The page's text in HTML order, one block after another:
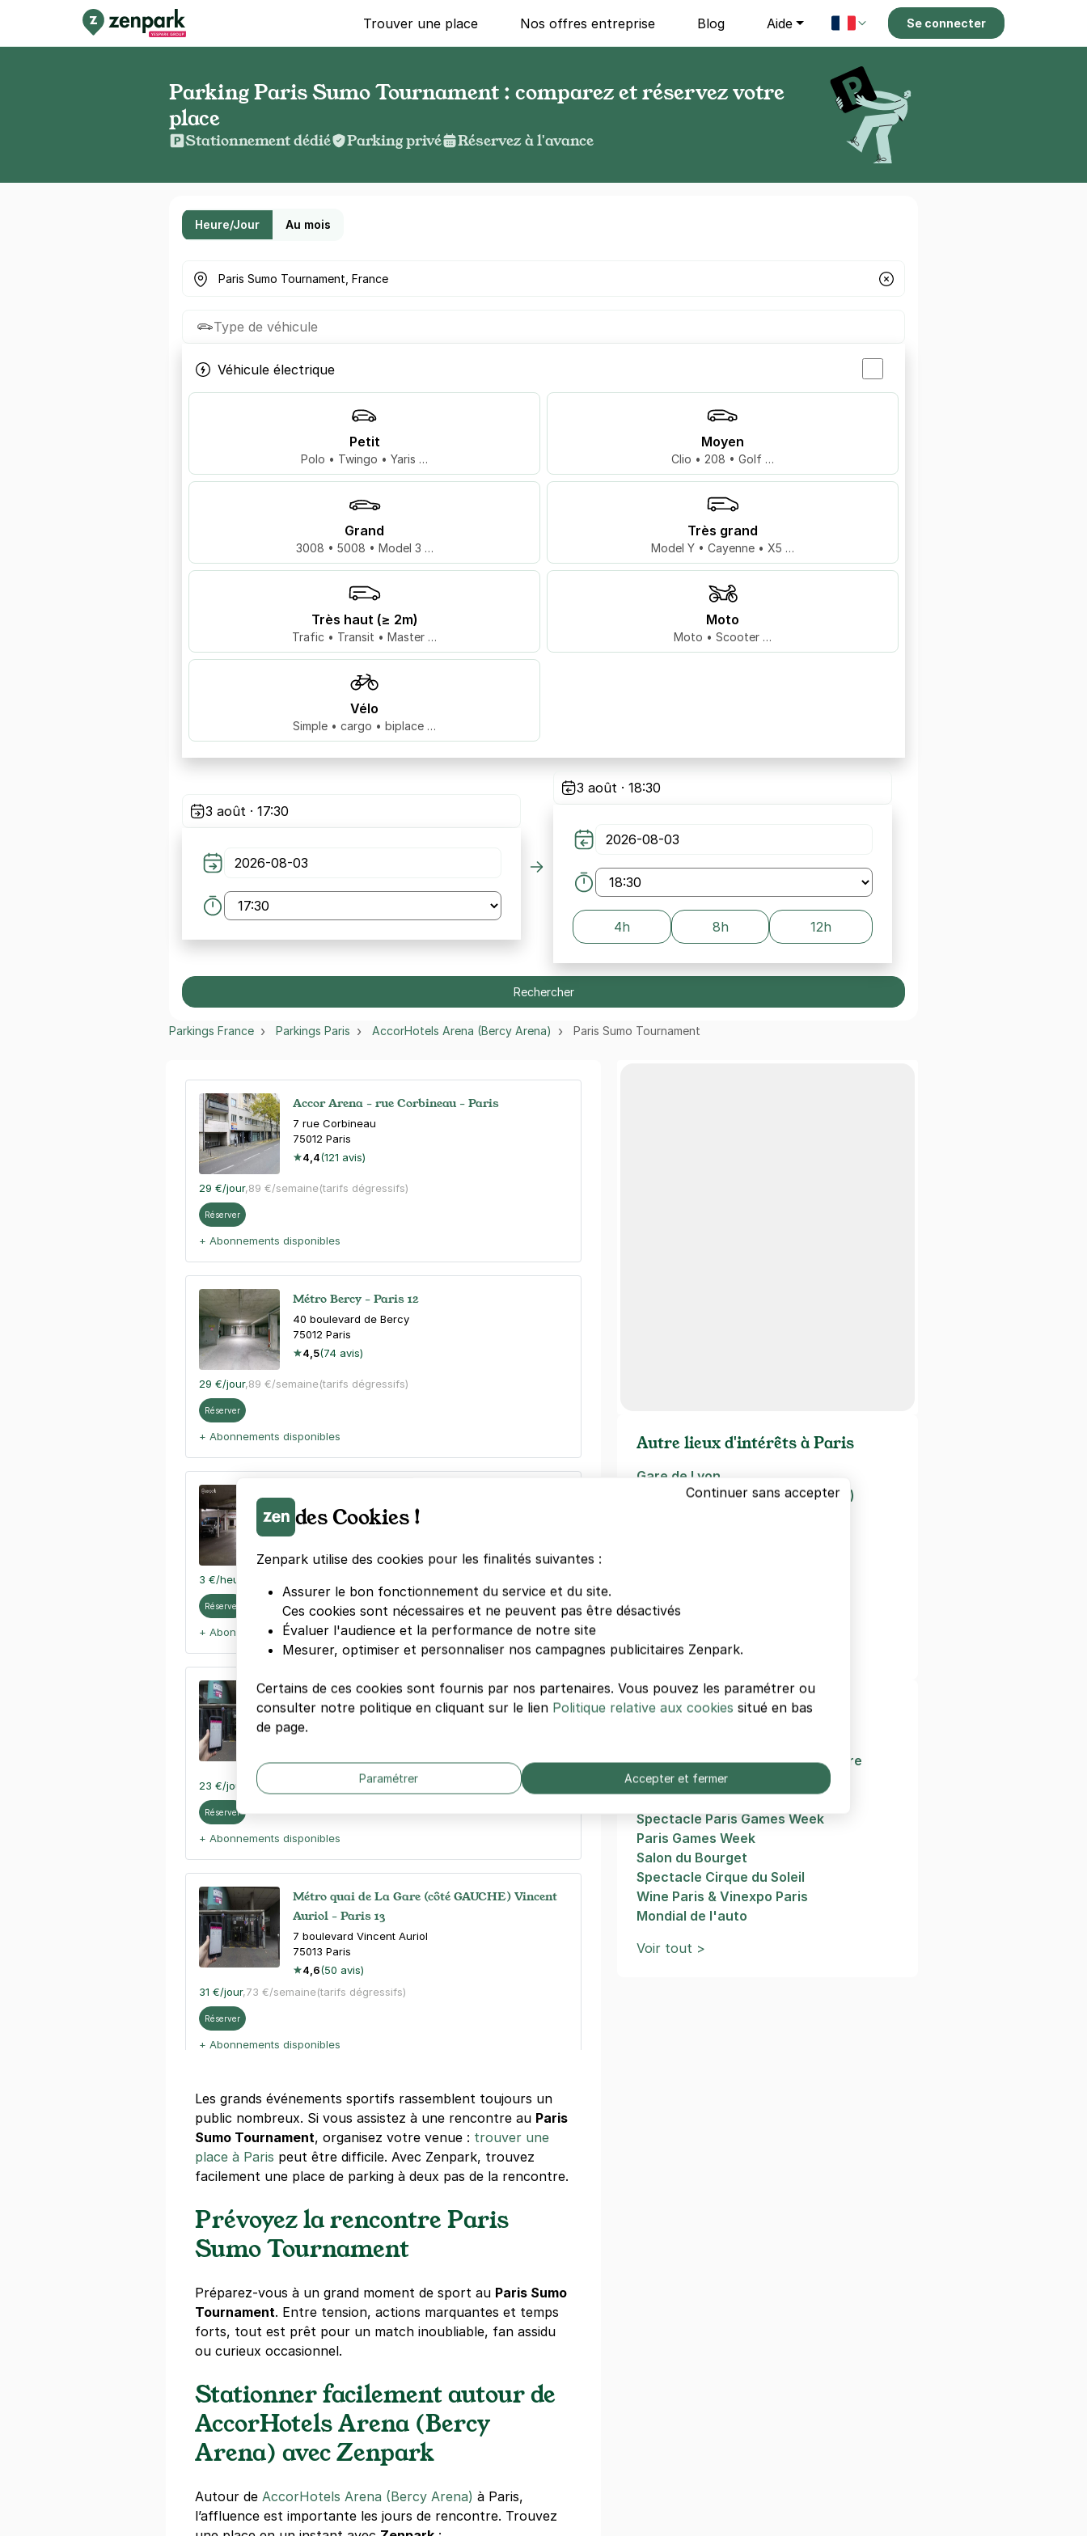
Trouver une place Nos offres entreprise Blog Aide Se connecter
Parking Paris Sumo Tournament : comparez et réservez votre
place
Stationnement dédié Parking privé Réservez à l'avance
Heure/Jour Au mois
Où cherchez-vous un parking ?
Type de véhicule
Véhicule électrique
Petit
Polo • Twingo • Yaris …
Moyen
Clio • 208 • Golf …
Grand
3008 • 5008 • Model 3 …
Très grand
Model Y • Cayenne • X5 …
Très haut (≥ 2m)
Trafic • Transit • Master …
Moto
Moto • Scooter …
Vélo
Simple • cargo • biplace …
3 août · 17:30
3 août · 18:30
4h 8h 12h
Rechercher
Parkings France Parkings Paris AccorHotels Arena (Bercy Arena) Paris Sumo Tournament
Accor Arena - rue Corbineau - Paris
7 rue Corbineau
75012 Paris
4,4(121 avis)
29 €/jour,89 €/semaine(tarifs dégressifs)
Réserver
+ Abonnements disponibles
Métro Bercy - Paris 12
40 boulevard de Bercy
75012 Paris
4,5(74 avis)
29 €/jour,89 €/semaine(tarifs dégressifs)
Réserver
+ Abonnements disponibles
9 rue Corbineau
75012
3 €/heure
Réserver
+ Abonnements disponibles
Métro quai de La Gare - boulevard Vincent
Auriol - Paris 13
7 boulevard Vincent Auriol
4,5(89 avis)
23 €/jour 68 €/semaine (tarifs dégressifs)
Réserver
+ Abonnements disponibles
Métro quai de La Gare (côté GAUCHE) Vincent
Auriol - Paris 13
7 boulevard Vincent Auriol
75013 Paris
4,6(50 avis)
31 €/jour,73 €/semaine(tarifs dégressifs)
Réserver
+ Abonnements disponibles
Paris - Bercy - quai de la Gare
3 rue George Balanchine
75013Paris
4,2(361 avis)
+ Abonnements disponibles
158 quai de Bercy
75012Paris
4,6 (1219 avis)
Réserver
Paris - Bercy Village - AccorHotels Arena
21 rue de Pommard
4,4(1322 avis)
Les grands événements sportifs rassemblent toujours un
public nombreux. Si vous assistez à une rencontre au Paris
Sumo Tournament, organisez votre venue : trouver une
place à Paris peut être difficile. Avec Zenpark, trouvez
facilement une place de parking à deux pas de la rencontre.
Prévoyez la rencontre Paris
Sumo Tournament
Préparez-vous à un grand moment de sport au Paris Sumo
Tournament. Entre tension, actions marquantes et temps
forts, tout est prêt pour un match inoubliable, fan assidu
ou curieux occasionnel.
Stationner facilement autour de
AccorHotels Arena (Bercy
Arena) avec Zenpark
Autour de AccorHotels Arena (Bercy Arena) à Paris,
l’affluence est importante les jours de rencontre. Trouvez
Autre lieux d'intérêts à Paris
Gare de Lyon
AccorHotels Arena (Bercy Arena)
Bibliothèque François Mitterrand
Avenue de France
Autres événements de Paris
Salon International de l'Agriculture
Retromobile
Foire du trône
Spectacle Paris Games Week
Paris Games Week
Salon du Bourget
Spectacle Cirque du Soleil
Wine Paris & Vinexpo Paris
Mondial de l'auto
Voir tout >
Continuer sans accepter
des Cookies !
Zenpark utilise des cookies pour les finalités suivantes :
Assurer le bon fonctionnement du service et du site.
Ces cookies sont nécessaires et ne peuvent pas être désactivés
Évaluer l'audience et la performance de notre site
Mesurer, optimiser et personnaliser nos campagnes publicitaires Zenpark.
Certains de ces cookies sont fournis par nos partenaires. Vous pouvez les paramétrer ou
consulter notre politique en cliquant sur le lien Politique relative aux cookies situé en bas
de page.
Paramétrer Accepter et fermer